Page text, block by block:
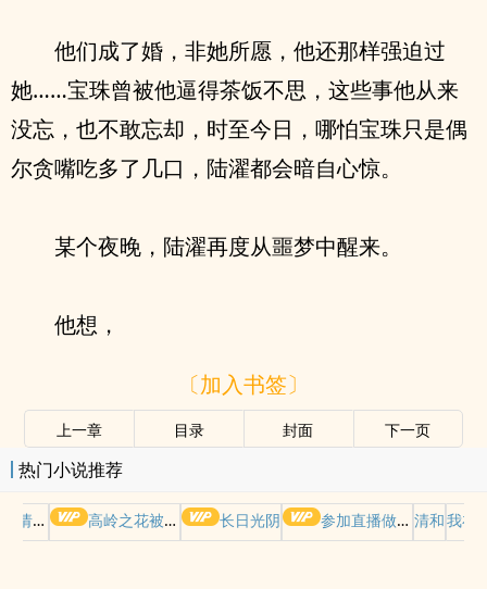
他们成了婚，非她所愿，他还那样强迫过
她……宝珠曾被他逼得茶饭不思，这些事他从来
没忘，也不敢忘却，时至今日，哪怕宝珠只是偶
尔贪嘴吃多了几口，陆濯都会暗自心惊。
某个夜晚，陆濯再度从噩梦中醒来。
他想，
〔加入书签〕
上一章 目录 封面 下一页
热门小说推荐
摆好 高岭之花被权贵轮了后 长日光阴 参加直播做爱综艺后我火了(NPH) 清和我在